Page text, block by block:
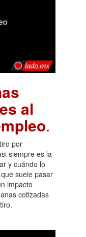
al
.
por
siempre es la
y cuándo lo
suele pasar
impacto
cotizadas